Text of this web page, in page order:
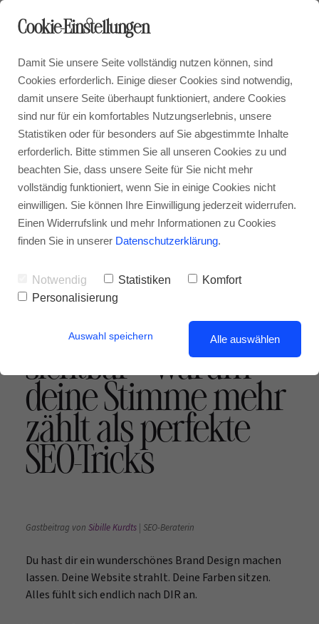
Bloggen macht
sichtbar – warum
deine Stimme mehr
zählt als perfekte
SEO-Tricks
Gastbeitrag von Sibille Kurdts| SEO-Beraterin
Du hast dir ein wunderschönes Brand Design machen
lassen. Deine Website strahlt. Deine Farben sitzen.
Alles fühlt sich endlich nach DIR an.
Cookie-Einstellungen
Damit Sie unsere Seite vollständig nutzen können, sind
Cookies erforderlich. Einige dieser Cookies sind notwendig,
damit unsere Seite überhaupt funktioniert, andere Cookies
sind nur für ein komfortables Nutzungserlebnis, unsere
Statistiken oder für besonders auf Sie abgestimmte Inhalte
erforderlich. Bitte stimmen Sie all unseren Cookies zu und
beachten Sie, dass unsere Seite für Sie nicht mehr
vollständig funktioniert, wenn Sie in einige Cookies nicht
einwilligen. Sie können Ihre Einwilligung jederzeit widerrufen.
Einen Widerrufslink und mehr Informationen zu Cookies
finden Sie in unserer Datenschutzerklärung.
Notwendig Statistiken
Komfort
Personalisierung
Auswahl speichern Alle auswählen